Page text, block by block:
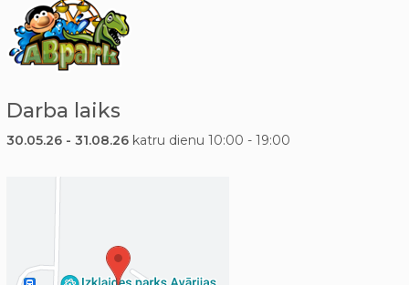
Darba laiks
30.05.26 - 31.08.26 katru dienu 10:00 - 19:00